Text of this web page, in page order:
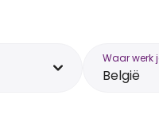
Waar werk
België